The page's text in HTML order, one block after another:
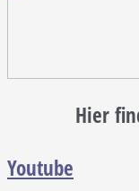
Hier
Youtube